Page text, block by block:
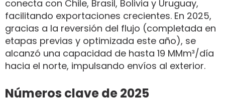
conecta con Chile, Brasil, Bolivia y Uruguay,
facilitando exportaciones crecientes. En 2025,
gracias a la reversión del flujo (completada en
etapas previas y optimizada este año), se
alcanzó una capacidad de hasta 19 MMm³/día
hacia el norte, impulsando envíos al exterior.
Números clave de 2025